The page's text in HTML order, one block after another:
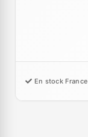
En stock France